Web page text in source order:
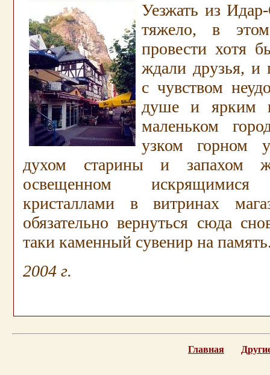
Уезжать из
тяжело, в
провести хотя
ждали друзья, и
с чувством
душе и ярким
маленьком
узком горном
духом старины и запахом
освещенном искрящимися
кристаллами в витринах
обязательно вернуться сюда
таки каменный сувенир на
2004 г.
Главная